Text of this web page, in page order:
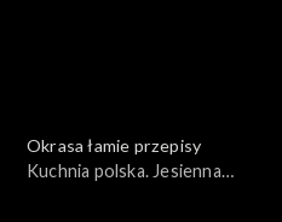
Okrasa łamie przepisy
Kuchnia polska. Jesienna